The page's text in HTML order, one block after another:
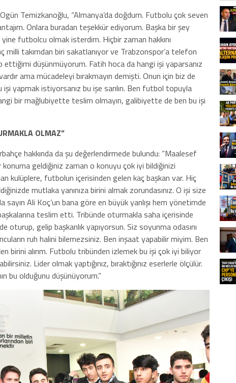
Temizkanoğlu, “Almanya’da doğdum. Futbolu çok seven
Onlara buradan teşekkür ediyorum. Başka bir şey
futbolcu olmak isterdim. Hiçbir zaman hakkını
milli takımdan biri sakatlanıyor ve Trabzonspor’a telefon
düşünmüyorum. Fatih hoca da hangi işi yaparsanız
ama mücadeleyi bırakmayın demişti. Onun için biz de
işi yapmak istiyorsanız bu işe sarılın. Ben futbol topuyla
bir mağlubiyette teslim olmayın, galibiyette de ben bu işi
OLMAZ”
hakkında da şu değerlendirmede bulundu: “Maalesef
konuma geldiğiniz zaman o konuyu çok iyi bildiğinizi
kulüplere, futbolun içerisinden gelen kaç başkan var. Hiç
mutlaka yanınıza birini almak zorundasınız. O işi size
sayın Ali Koç’un bana göre en büyük yanlışı hem yönetimde
teslim etti. Tribünde oturmakla saha içerisinde
oturup, gelip başkanlık yapıyorsun. Siz soyunma odasını
ruh halini bilemezsiniz. Ben inşaat yapabilir miyim. Ben
birini alırım. Futbolu tribünden izlemek bu işi çok iyi biliyor
Lider olmak yaptığınız, bıraktığınız eserlerle ölçülür.
bu olduğunu düşünüyorum.”